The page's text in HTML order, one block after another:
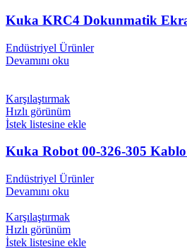
Kuka KRC4 Dokunmatik
Endüstriyel Ürünler
Devamını oku
Karşılaştırmak
Hızlı görünüm
İstek listesine ekle
Kuka Robot 00-326-305
Endüstriyel Ürünler
Devamını oku
Karşılaştırmak
Hızlı görünüm
İstek listesine ekle